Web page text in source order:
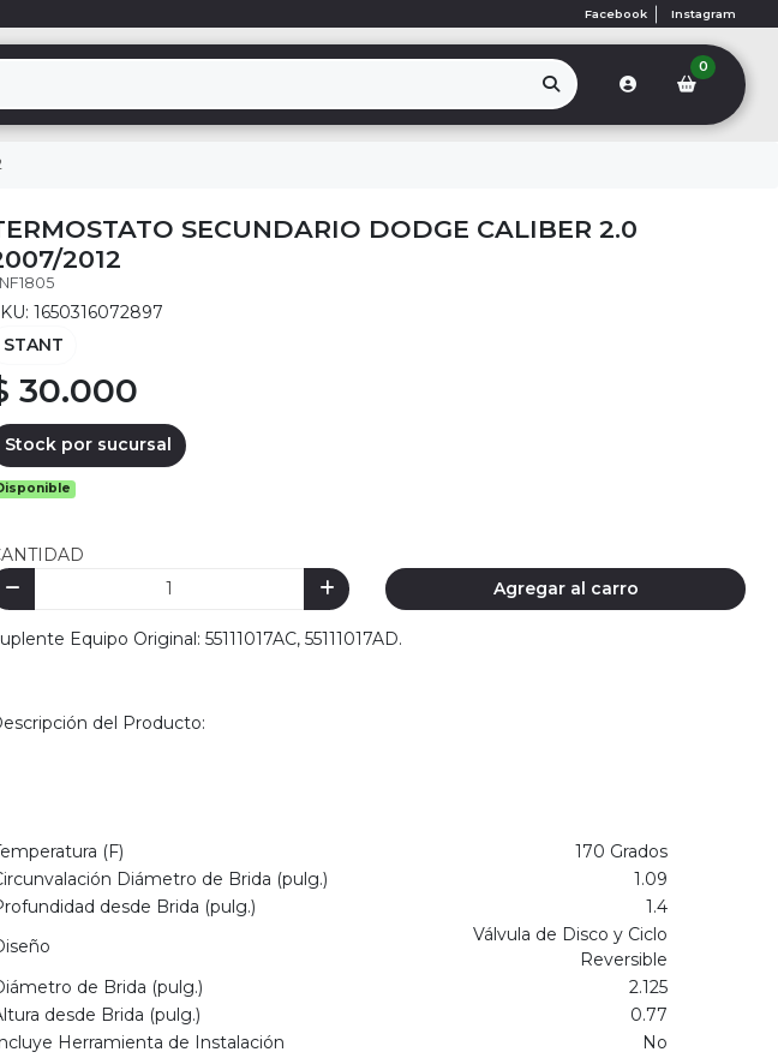
Facebook Instagram
0
SECUNDARIO DODGE CALIBER 2.0
2012
1650316072897
STANT
30.000
Stock por sucursal
Agregar al carro
Equipo Original: 55111017AC, 55111017AD.
del Producto:
(F)
170 Grados
Diámetro de Brida (pulg.)
1.09
desde Brida (pulg.)
1.4
Válvula de Disco y Ciclo
Reversible
de Brida (pulg.)
2.125
desde Brida (pulg.)
0.77
Herramienta de Instalación
No